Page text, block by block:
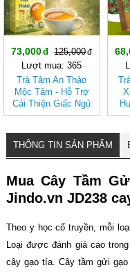
73,000
125,000
Lượt mua: 365
Trà Tâm An Thảo
Mộc Tâm - Hỗ Trợ
Cải Thiện Giấc Ngủ
(Hộp 30 túi lọc)
THÔNG TIN SẢN PHẨM
Mua Cây Tầm
Jindo.vn JD238
Theo y học cổ truyền, mỗi
Loại được đánh giá cao
cây gạo tía. Cây tầm gửi